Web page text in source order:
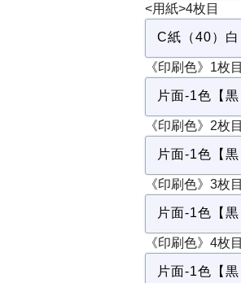
<用紙>4枚目
《印刷色》1枚目
《印刷色》2枚目
《印刷色》3枚目
《印刷色》4枚目